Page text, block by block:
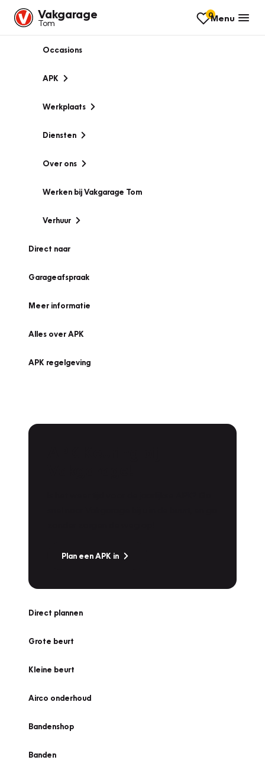
Vakgarage
Tom
0Menu
Occasions
APK
Werkplaats
Diensten
Over ons
Werken bij Vakgarage Tom
Verhuur
Direct naar
Garageafspraak
Meer informatie
Alles over APK
APK regelgeving
Plan een APK in
Direct plannen
Grote beurt
Kleine beurt
Airco onderhoud
Bandenshop
Banden